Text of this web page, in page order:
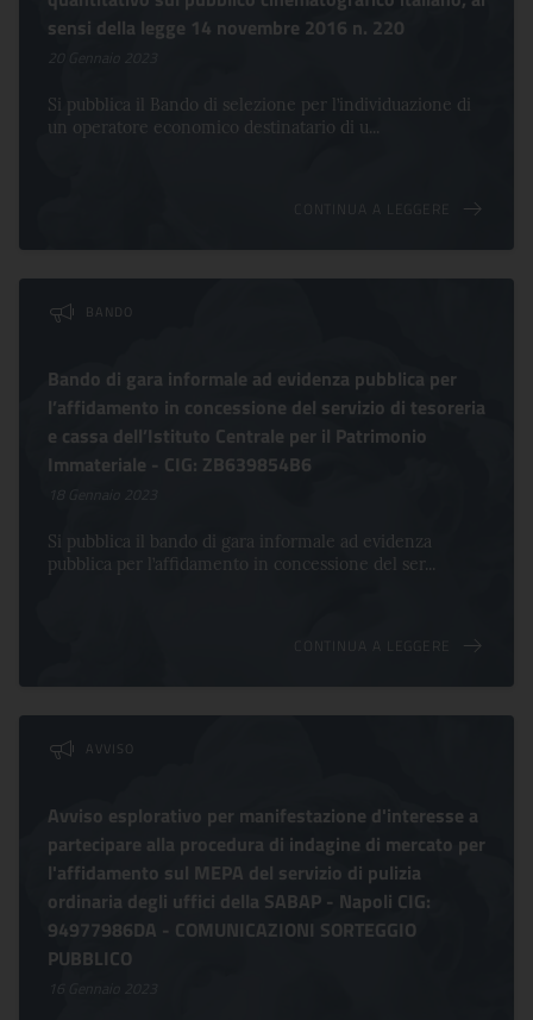
sensi della legge 14 novembre 2016 n. 220
20 Gennaio 2023
Si pubblica il Bando di selezione per l’individuazione di
un operatore economico destinatario di u...
CONTINUA A LEGGERE
BANDO
Bando di gara informale ad evidenza pubblica per
l’affidamento in concessione del servizio di tesoreria
e cassa dell’Istituto Centrale per il Patrimonio
Immateriale - CIG: ZB639854B6
18 Gennaio 2023
Si pubblica il bando di gara informale ad evidenza
pubblica per l’affidamento in concessione del ser...
CONTINUA A LEGGERE
AVVISO
Avviso esplorativo per manifestazione d'interesse a
partecipare alla procedura di indagine di mercato per
l'affidamento sul MEPA del servizio di pulizia
ordinaria degli uffici della SABAP - Napoli CIG:
94977986DA - COMUNICAZIONI SORTEGGIO
PUBBLICO
16 Gennaio 2023